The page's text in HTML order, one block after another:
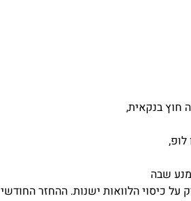
חוץ בנקאית,
שבה
כיסוי הלוואות ישנות. ההחזר החודשי